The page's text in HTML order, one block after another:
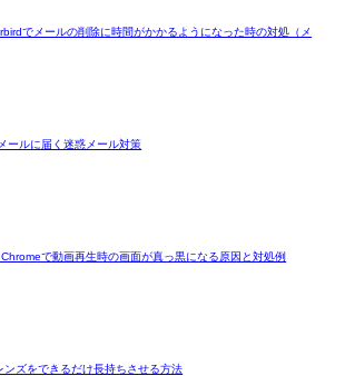
でメールの削除に時間がかかるようになった時の対処（メ
ールに届く迷惑メール対策
で動画再生時の画面が真っ黒になる原因と対処例
ンズをできるだけ長持ちさせる方法